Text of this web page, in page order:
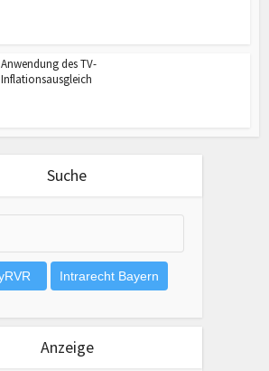
Anwendung des TV-
Inflationsausgleich
Suche
Anzeige